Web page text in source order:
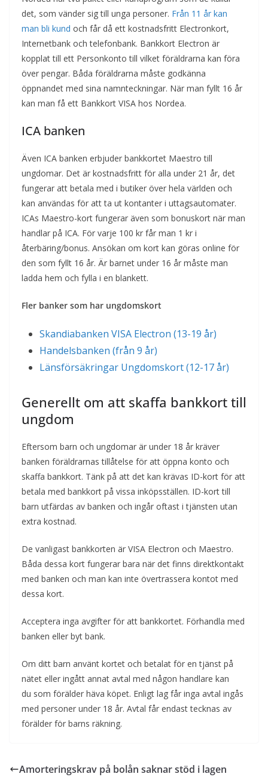
det, som vänder sig till unga personer. Från 11 år kan
man bli kund och får då ett kostnadsfritt Electronkort,
Internetbank och telefonbank. Bankkort Electron är
kopplat till ett Personkonto till vilket föräldrarna kan föra
över pengar. Båda föräldrarna måste godkänna
öppnandet med sina namnteckningar. När man fyllt 16 år
kan man få ett Bankkort VISA hos Nordea.
ICA banken
Även ICA banken erbjuder bankkortet Maestro till
ungdomar. Det är kostnadsfritt för alla under 21 år, det
fungerar att betala med i butiker över hela världen och
kan användas för att ta ut kontanter i uttagsautomater.
ICAs Maestro-kort fungerar även som bonuskort när man
handlar på ICA. För varje 100 kr får man 1 kr i
återbäring/bonus. Ansökan om kort kan göras online för
den som fyllt 16 år. Är barnet under 16 år måste man
ladda hem och fylla i en blankett.
Fler banker som har ungdomskort
Skandiabanken VISA Electron (13-19 år)
Handelsbanken (från 9 år)
Länsförsäkringar Ungdomskort (12-17 år)
Generellt om att skaffa bankkort till
ungdom
Eftersom barn och ungdomar är under 18 år kräver
banken föräldrarnas tillåtelse för att öppna konto och
skaffa bankkort. Tänk på att det kan krävas ID-kort för att
betala med bankkort på vissa inköpsställen. ID-kort till
barn utfärdas av banken och ingår oftast i tjänsten utan
extra kostnad.
De vanligast bankkorten är VISA Electron och Maestro.
Båda dessa kort fungerar bara när det finns direktkontakt
med banken och man kan inte övertrassera kontot med
dessa kort.
Acceptera inga avgifter för att bankkortet. Förhandla med
banken eller byt bank.
Om ditt barn använt kortet och betalat för en tjänst på
nätet eller ingått annat avtal med någon handlare kan
du som förälder häva köpet. Enligt lag får inga avtal ingås
med personer under 18 år. Avtal får endast tecknas av
förälder för barns räkning.
Amorteringskrav på bolån saknar stöd i lagen